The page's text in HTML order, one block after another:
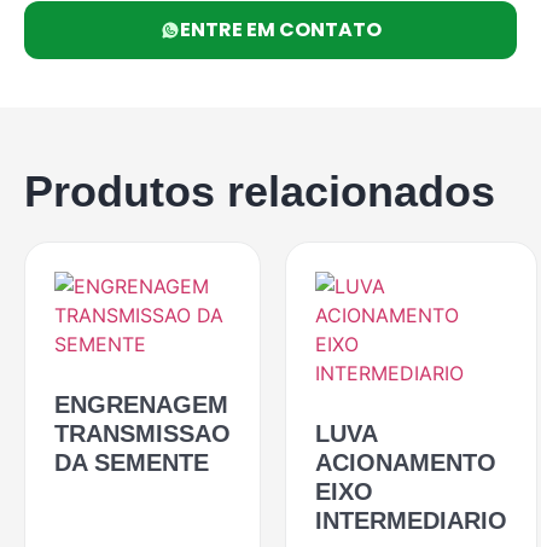
ENTRE EM CONTATO
Produtos relacionados
ENGRENAGEM
TRANSMISSAO
DA SEMENTE
LUVA
ACIONAMENTO
EIXO
INTERMEDIARIO